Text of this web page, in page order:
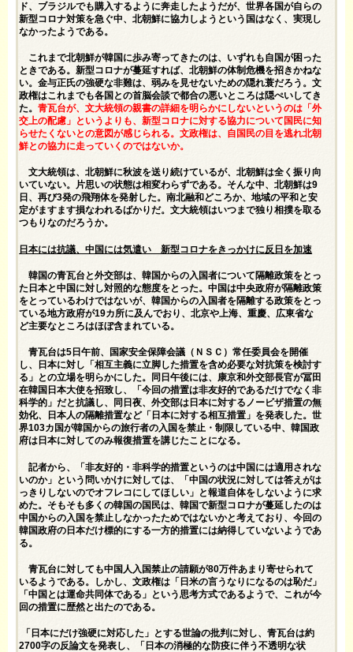
ド、ブラジルでも購入するように奔走したようだが、世界各国が自らの
新型コロナ対策を急ぐ中、北朝鮮に協力しようという国はなく、実現し
なかったようである。
これまで北朝鮮が韓国に歩み寄ってきたのは、いずれも自国が困った
ときである。新型コロナが蔓延すれば、北朝鮮の体制危機を招きかねな
い。金与正氏の強硬な非難は、弱みを見せないための隠れ蓑だろう。文
政権はこれまでも各国との首脳会談で都合の悪いところは隠ぺいしてき
た。青瓦台が、文大統領の親書の詳細を明らかにしないというのは「外
交上の配慮」というよりも、新型コロナに対する協力について国民に知
らせたくないとの意図が感じられる。文政権は、自国民の目を逃れ北朝
鮮との協力に走っていくのではないか。
文大統領は、北朝鮮に秋波を送り続けているが、北朝鮮は全く振り向
いていない。片思いの状態は相変わらずである。そんな中、北朝鮮は9
日、再び3発の飛翔体を発射した。南北融和どころか、地域の平和と安
定がますます損なわれるばかりだ。文大統領はいつまで独り相撲を取る
つもりなのだろうか。
日本には抗議、中国には気遣い 新型コロナをきっかけに反日を加速
韓国の青瓦台と外交部は、韓国からの入国者について隔離政策をとっ
た日本と中国に対し対照的な態度をとった。中国は中央政府が隔離政策
をとっているわけではないが、韓国からの入国者を隔離する政策をとっ
ている地方政府が19カ所に及んでおり、北京や上海、重慶、広東省な
ど主要なところはほぼ含まれている。
青瓦台は5日午前、国家安全保障会議（ＮＳＣ）常任委員会を開催
し、日本に対し「相互主義に立脚した措置を含め必要な対抗策を検討す
る」との立場を明らかにした。同日午後には、康京和外交部長官が冨田
在韓国日本大使を招致し、「今回の措置は非友好的であるだけでなく非
科学的」だと抗議し、同日夜、外交部は日本に対するノービザ措置の無
効化、日本人の隔離措置など「日本に対する相互措置」を発表した。世
界103カ国が韓国からの旅行者の入国を禁止・制限している中、韓国政
府は日本に対してのみ報復措置を講じたことになる。
記者から、「非友好的・非科学的措置というのは中国には適用されな
いのか」という問いかけに対しては、「中国の状況に対しては答えがは
っきりしないのでオフレコにしてほしい」と報道自体をしないように求
めた。そもそも多くの韓国の国民は、韓国で新型コロナが蔓延したのは
中国からの入国を禁止しなかったためではないかと考えており、今回の
韓国政府の日本だけ標的にする一方的措置には納得していないようであ
る。
青瓦台に対しても中国人入国禁止の請願が80万件あまり寄せられて
いるようである。しかし、文政権は「日米の言うなりになるのは恥だ」
「中国とは運命共同体である」という思考方式であるようで、これが今
回の措置に歴然と出たのである。
「日本にだけ強硬に対応した」とする世論の批判に対し、青瓦台は約
2700字の反論文を発表し、「日本の消極的な防疫に伴う不透明な状